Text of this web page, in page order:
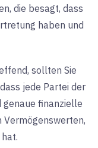
die besagt, dass
haben und
sollten Sie
jede Partei der
genaue finanzielle